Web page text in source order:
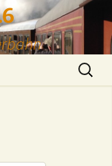
Suchen
nach: